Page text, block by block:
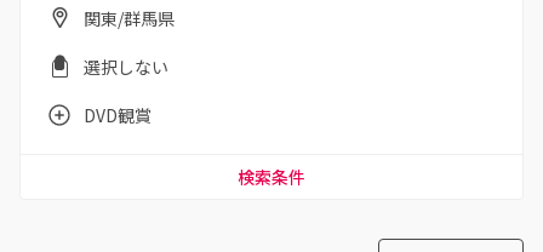
関東/群馬県
選択しない
DVD観賞
検索条件